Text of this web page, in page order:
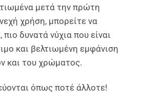
μετά την πρώτη
χρήση, μπορείτε να
πιο δυνατά νύχια που είναι
και βελτιωμένη εμφάνιση
και του χρώματος.
όπως ποτέ άλλοτε!